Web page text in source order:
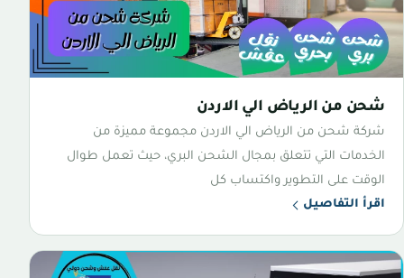
شحن من الرياض الي الاردن
شركة شحن من الرياض الي الاردن مجموعة مميزة من
الخدمات التي تتعلق بمجال الشحن البري، حيث تعمل طوال
الوقت على التطوير واكتساب كل
اقرأ التفاصيل